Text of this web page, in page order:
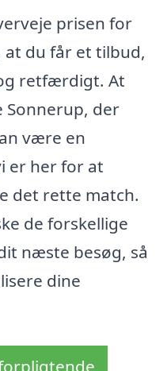
prisen for
du får et tilbud,
retfærdigt. At
Sonnerup, der
være en
er her for at
det rette match.
de forskellige
næste besøg, så
dine